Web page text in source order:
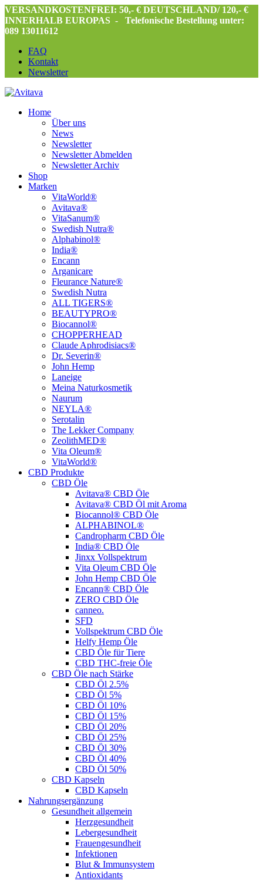
VERSANDKOSTENFREI: 50,- € DEUTSCHLAND/ 120,- €
INNERHALB EUROPAS -
Telefonische Bestellung unter:
089 13011612
FAQ
Kontakt
Newsletter
Home
Über uns
News
Newsletter
Newsletter Abmelden
Newsletter Archiv
Shop
Marken
VitaWorld®
Avitava®
VitaSanum®
Swedish Nutra®
Alphabinol®
India®
Encann
Arganicare
Fleurance Nature®
Swedish Nutra
ALL TIGERS®
BEAUTYPRO®
Biocannol®
CHOPPERHEAD
Claude Aphrodisiacs®
Dr. Severin®
John Hemp
Laneige
Meina Naturkosmetik
Naurum
NEYLA®
Serotalin
The Lekker Company
ZeolithMED®
Vita Oleum®
VitaWorld®
CBD Produkte
CBD Öle
Avitava® CBD Öle
Avitava® CBD Öl mit Aroma
Biocannol® CBD Öle
ALPHABINOL®
Candropharm CBD Öle
India® CBD Öle
Jinxx Vollspektrum
Vita Oleum CBD Öle
John Hemp CBD Öle
Encann® CBD Öle
ZERO CBD Öle
canneo.
SFD
Vollspektrum CBD Öle
Helfy Hemp Öle
CBD Öle für Tiere
CBD THC-freie Öle
CBD Öle nach Stärke
CBD Öl 2.5%
CBD Öl 5%
CBD Öl 10%
CBD Öl 15%
CBD Öl 20%
CBD Öl 25%
CBD Öl 30%
CBD Öl 40%
CBD Öl 50%
CBD Kapseln
CBD Kapseln
Nahrungsergänzung
Gesundheit allgemein
Herzgesundheit
Lebergesundheit
Frauengesundheit
Infektionen
Blut & Immunsystem
Antioxidants